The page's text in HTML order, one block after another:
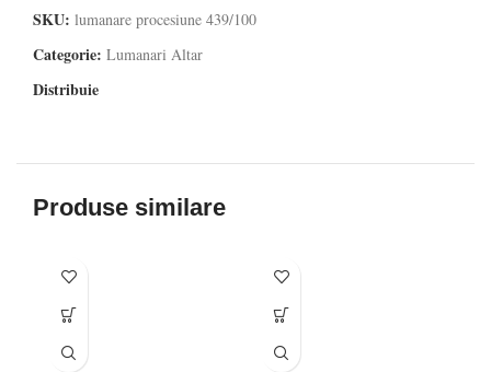
SKU: lumanare procesiune 439/100
Categorie: Lumanari Altar
Distribuie
Produse similare